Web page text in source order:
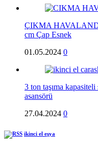
ÇIKMA
cm Çap Esnek
01.05.2024 0
3 ton taşıma
asansörü
27.04.2024 0
ikinci el eşya